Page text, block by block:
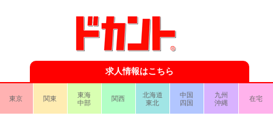
求人情報はこちら
東京 関東
東海
中部
関西
北海道
東北
中国
四国
九州
沖縄
在宅